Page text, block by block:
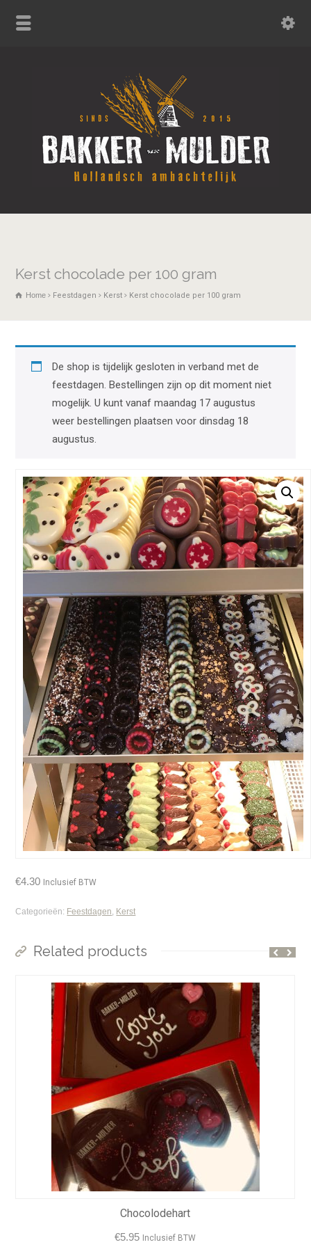
Kerst chocolade per 100 gram
Home Feestdagen Kerst Kerst chocolade per 100 gram
De shop is tijdelijk gesloten in verband met de
feestdagen. Bestellingen zijn op dit moment niet
mogelijk. U kunt vanaf maandag 17 augustus
weer bestellingen plaatsen voor dinsdag 18
augustus.
€4.30 Inclusief BTW
Categorieën: Feestdagen Kerst
Related products
Chocolodehart
€5.95 Inclusief BTW